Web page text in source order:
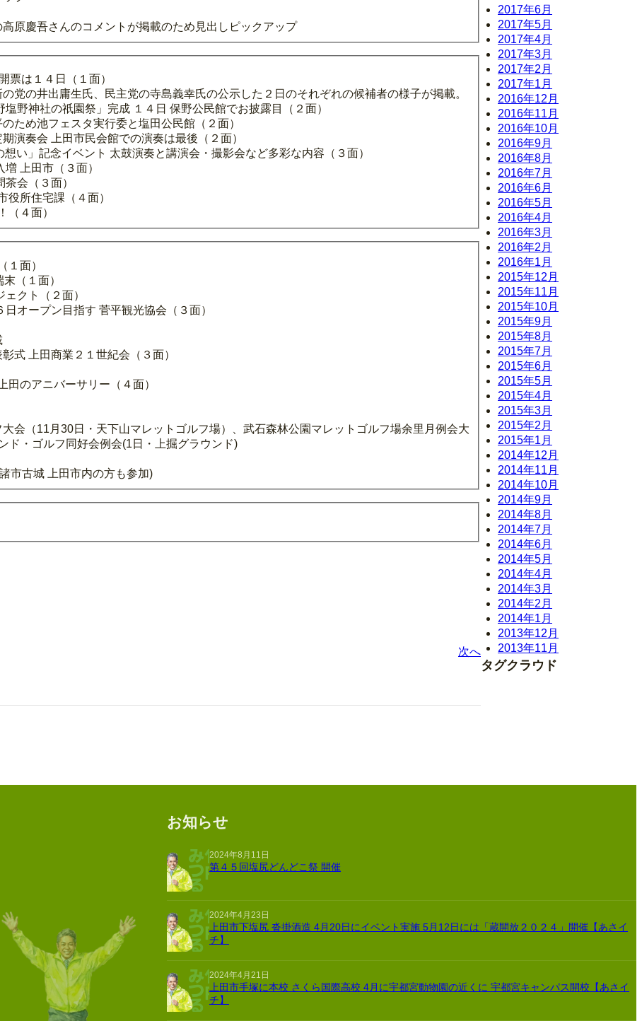
原慶吾さんのコメントが掲載のため見出しピックアップ
票は１４日（１面）
党の井出庸生氏、民主党の寺島義幸氏の公示した２日のそれぞれの候補者の様子が掲載。
野神社の祇園祭」完成 １４日 保野公民館でお披露目（２面）
ため池フェスタ実行委と塩田公民館（２面）
演奏会 上田市民会館での演奏は最後（２面）
い」記念イベント 太鼓演奏と講演会・撮影会など多彩な内容（３面）
上田市（３面）
会（３面）
役所住宅課（４面）
（４面）
１面）
（１面）
クト（２面）
オープン目指す 菅平観光協会（３面）
式 上田商業２１世紀会（３面）
田のアニバーサリー（４面）
会（11月30日・天下山マレットゴルフ場）、武石森林公園マレットゴルフ場余里月例会大
ド・ゴルフ同好会例会(1日・上掘グラウンド)
市古城 上田市内の方も参加)
次へ
2017年6月
2017年5月
2017年4月
2017年3月
2017年2月
2017年1月
2016年12月
2016年11月
2016年10月
2016年9月
2016年8月
2016年7月
2016年6月
2016年5月
2016年4月
2016年3月
2016年2月
2016年1月
2015年12月
2015年11月
2015年10月
2015年9月
2015年8月
2015年7月
2015年6月
2015年5月
2015年4月
2015年3月
2015年2月
2015年1月
2014年12月
2014年11月
2014年10月
2014年9月
2014年8月
2014年7月
2014年6月
2014年5月
2014年4月
2014年3月
2014年2月
2014年1月
2013年12月
2013年11月
タグクラウド
お知らせ
2024年8月11日
第４５回塩尻どんどこ祭 開催
2024年4月23日
上田市下塩尻 沓掛酒造 4月20日にイベント実施 5月12日には「蔵開放２０２４」開催【あさイ
チ】
2024年4月21日
上田市手塚に本校 さくら国際高校 4月に宇都宮動物園の近くに 宇都宮キャンパス開校【あさイ
チ】